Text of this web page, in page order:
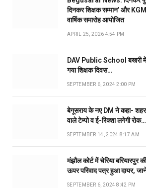
दिनकर शिक्षक सम्मान’ और
वार्षिक समारोह आयोजित
APRIL 25, 2026 4:54 PM
DAV Public School बखरी
गया शिक्षक दिवस…
SEPTEMBER 6, 2024 2:00 PM
बेगूसराय के नए DM ने कहा- शहर
वाले टेम्पो व ई-रिक्शा लगेगी रोक…
SEPTEMBER 14, 2024 8:17 AM
मंझौल कोर्ट में चेरिया बरियारपुर
ऊपर परिवाद पत्र हुआ दायर,
SEPTEMBER 6, 2024 8:42 PM